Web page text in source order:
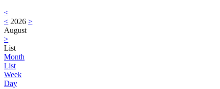
<
< 2026 >
August
>
List
Month
List
Week
Day